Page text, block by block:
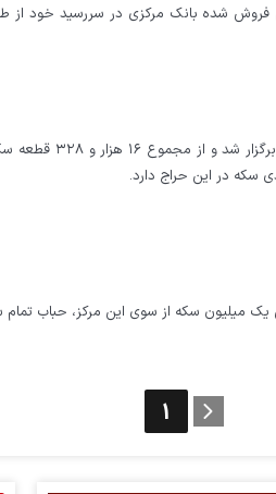
شده بانک مرکزی در سررسید خود از
سکه از سوی این مرکز، حباب تمام سکه نزدیک به ۲۵
1